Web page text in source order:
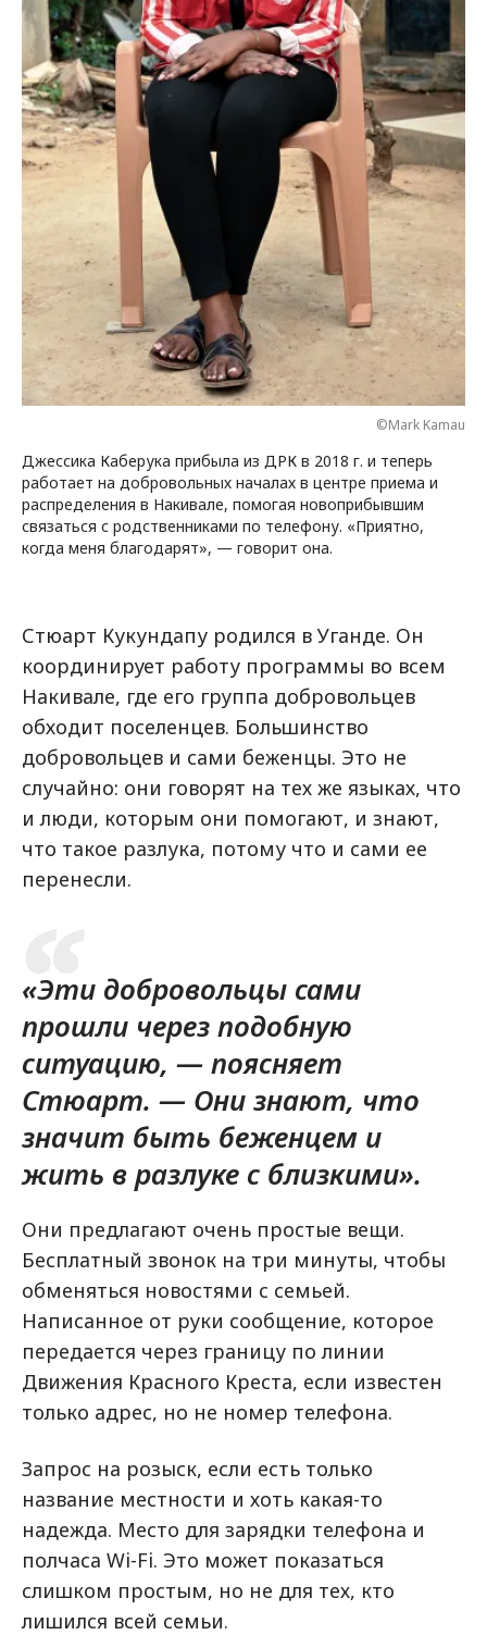
©Mark Kamau
Джессика Каберука прибыла из ДРК в 2018 г. и теперь
работает на добровольных началах в центре приема и
распределения в Накивале, помогая новоприбывшим
связаться с родственниками по телефону. «Приятно,
когда меня благодарят», — говорит она.
Стюарт Кукундапу родился в Уганде. Он
координирует работу программы во всем
Накивале, где его группа добровольцев
обходит поселенцев. Большинство
добровольцев и сами беженцы. Это не
случайно: они говорят на тех же языках, что
и люди, которым они помогают, и знают,
что такое разлука, потому что и сами ее
перенесли.
«Эти добровольцы сами
прошли через подобную
ситуацию, — поясняет
Стюарт. — Они знают, что
значит быть беженцем и
жить в разлуке с близкими».
Они предлагают очень простые вещи.
Бесплатный звонок на три минуты, чтобы
обменяться новостями с семьей.
Написанное от руки сообщение, которое
передается через границу по линии
Движения Красного Креста, если известен
только адрес, но не номер телефона.
Запрос на розыск, если есть только
название местности и хоть какая-то
надежда. Место для зарядки телефона и
полчаса Wi-Fi. Это может показаться
слишком простым, но не для тех, кто
лишился всей семьи.